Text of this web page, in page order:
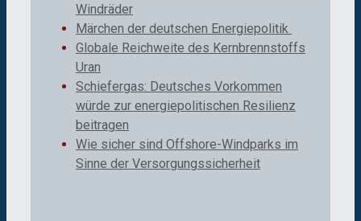
Windräder
Märchen der deutschen Energiepolitik
Globale Reichweite des Kernbrennstoffs
Uran
Schiefergas: Deutsches Vorkommen
würde zur energiepolitischen Resilienz
beitragen
Wie sicher sind Offshore-Windparks im
Sinne der Versorgungssicherheit